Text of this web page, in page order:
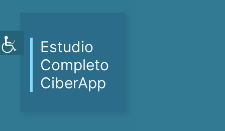
Estudio
Completo
CiberApp